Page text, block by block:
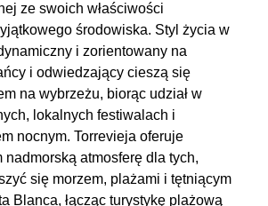
ze swoich właściwości
środowiska. Styl życia w
i zorientowany na
i odwiedzający cieszą się
na wybrzeżu, biorąc udział w
lokalnych festiwalach i
nocnym. Torrevieja oferuje
nadmorską atmosferę dla tych,
się morzem, plażami i tętniącym
Blanca, łącząc turystykę plażową